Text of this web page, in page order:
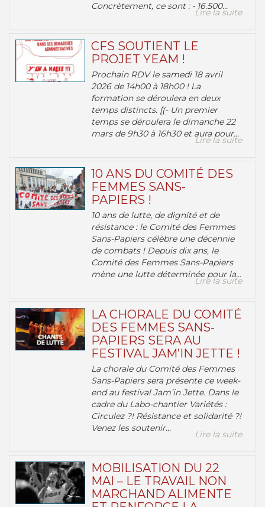
Concrètement, ce sont : • 16.500...
Lire la suite
CFS SOUTIENT LE
PROJET YEAM !
Prochain RDV le samedi 18 avril
2026 de 14h00 à 18h00 ! La
formation se déroulera en deux
temps distincts. [(- Un premier
temps se déroulera le dimanche 22
mars de 9h30 à 16h30 et aura pour...
Lire la suite
10 ANS DU COMITÉ DES
FEMMES SANS-
PAPIERS !
10 ans de lutte, de dignité et de
résistance : le Comité des Femmes
Sans-Papiers célèbre une décennie
de combats ! Depuis dix ans, le
Comité des Femmes Sans-Papiers
mène une lutte déterminée pour la...
Lire la suite
LA CHORALE DU COMITÉ
DES FEMMES SANS-
PAPIERS SERA AU
FESTIVAL JAM’IN JETTE !
La chorale du Comité des Femmes
Sans-Papiers sera présente ce week-
end au festival Jam’in Jette. Dans le
cadre du Labo-chantier Variétés :
Circulez ?! Résistance et solidarité ?!
Venez les soutenir...
Lire la suite
MOBILISATION DU 22
MAI – LE TRAVAIL NON
MARCHAND ALIMENTE